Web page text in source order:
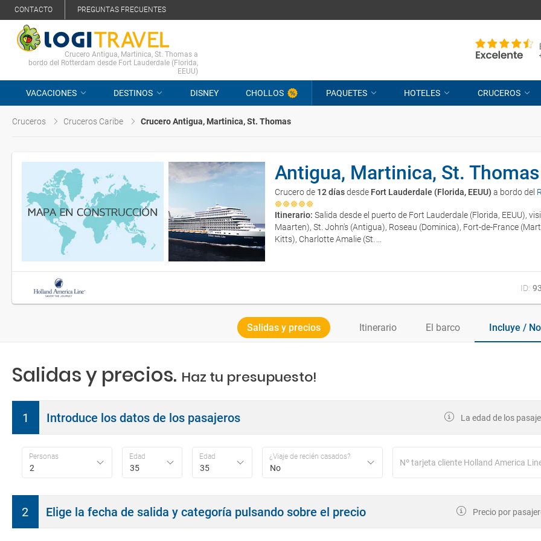
CONTACTO PREGUNTAS FRECUENTES
Crucero Antigua, Martinica, St. Thomas a
bordo del Rotterdam desde Fort Lauderdale (Florida,
EEUU)
VACACIONES DESTINOS DISNEY CHOLLOS PAQUETES HOTELES CRUCEROS
Cruceros Cruceros Caribe Crucero Antigua, Martinica, St. Thomas
Antigua, Martinica, St. Thomas
Crucero de 12 díasdesde Fort Lauderdale (Florida, EEUU) a bordo del
Itinerario: Salida desde el puerto de Fort Lauderdale (Florida, EEUU),
Maarten), St. John's (Antigua), Roseau (Dominica), Fort-de-France
Kitts), Charlotte Amalie (St.
ID:
Salidas y precios Itinerario El barco
Salidas y precios. Haz tu presupuesto!
1 Introduce los datos de los pasajeros La edad de los
Personas
2
Edad
35
Edad
35
¿Viaje de recién casados?
No
2 Elige la fecha de salida y categoría pulsando sobre el precio Precio por